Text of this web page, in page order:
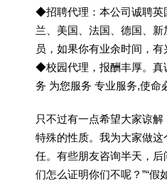
◆招聘代理：本公司诚聘英
兰、美国、法国、德国、
员，如果你有业余时间，
◆校园代理，报酬丰厚。真
务 为您服务 专业服务,使命
只不过有一点希望大家谅
特殊的性质。我为大家做
任。有些朋友咨询半天，
们怎么证明你们不呢？”“假